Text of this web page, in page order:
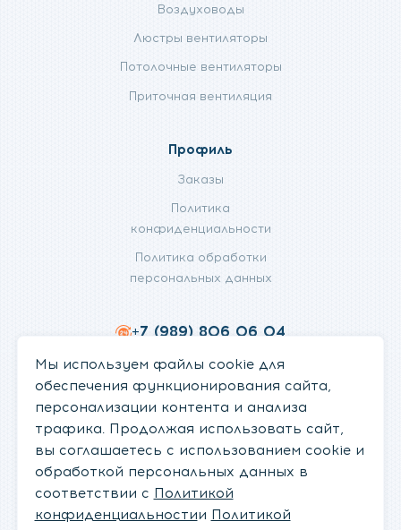
Воздуховоды
Люстры вентиляторы
Потолочные вентиляторы
Приточная вентиляция
Профиль
Заказы
Политика
конфиденциальности
Политика обработки
персональных данных
+7 (989) 806 06 04
info@fanifan.ru
Мы используем файлы cookie для
обеспечения функционирования сайта,
персонализации контента и анализа
трафика. Продолжая использовать сайт,
вы соглашаетесь с использованием cookie и
обработкой персональных данных в
соответствии с Политикой
конфиденциальностии Политикой